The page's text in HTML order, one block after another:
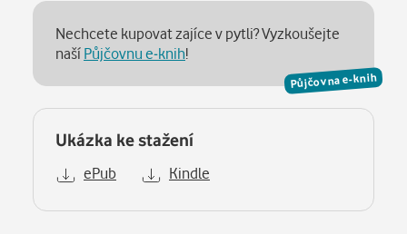
Půjčovna e-knih
Nechcete kupovat zajíce v pytli? Vyzkoušejte
našíPůjčovnu e-knih!
Ukázka ke stažení
ePub Kindle